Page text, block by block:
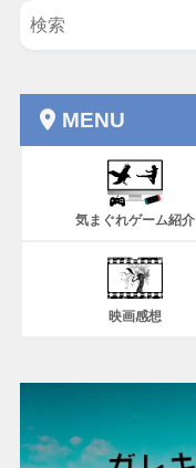
MENU
気まぐれゲーム紹介
映画感想